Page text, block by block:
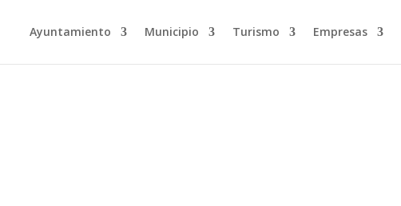
Ayuntamiento Municipio Turismo Empresas